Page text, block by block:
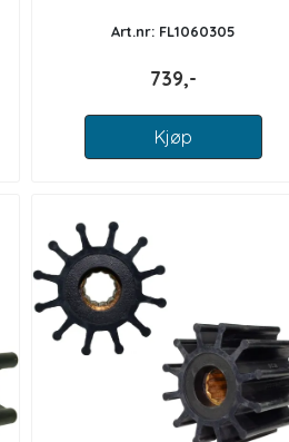
Art.nr: FL1060305
739,-
Kjøp